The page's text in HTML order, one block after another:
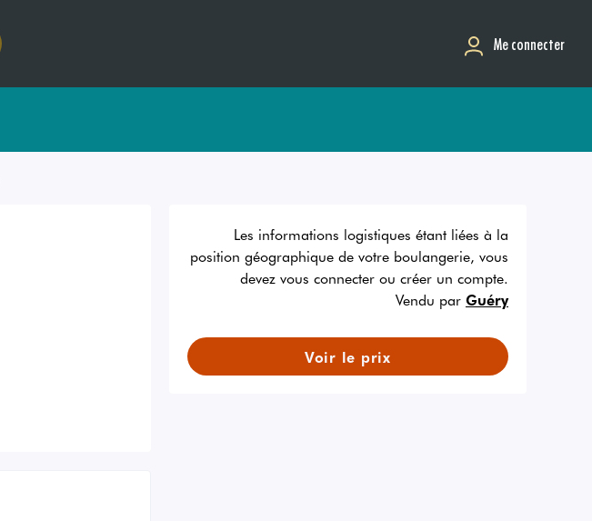
Me connecter
Les informations logistiques étant liées à la
position géographique de votre boulangerie, vous
devez vous connecter ou créer un compte.
Vendu par Guéry
Voir le prix